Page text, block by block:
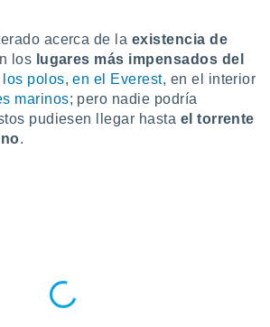
acerca de la existencia de
los lugares más impensados del
los polos,en el Everest, en el interior
marinos; pero nadie podría
pudiesen llegar hasta el torrente
.